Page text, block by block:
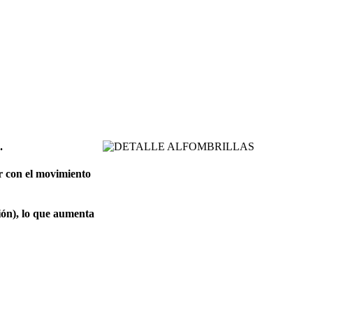
con el movimiento
lo que aumenta